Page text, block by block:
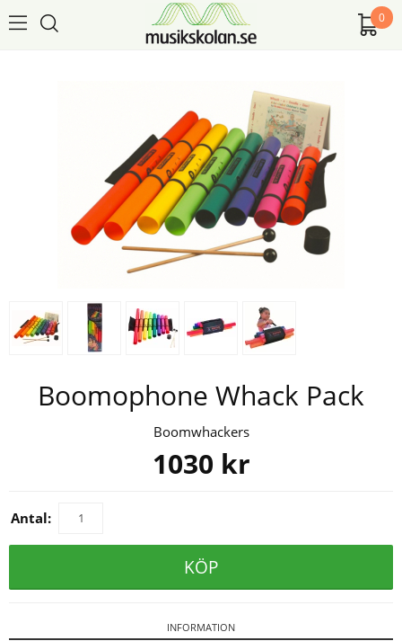
0
Boomophone Whack Pack
Boomwhackers
1030 kr
Antal:
KÖP
INFORMATION